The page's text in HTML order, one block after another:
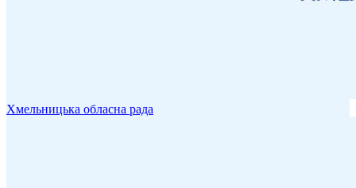
Хмельницька обласна рада